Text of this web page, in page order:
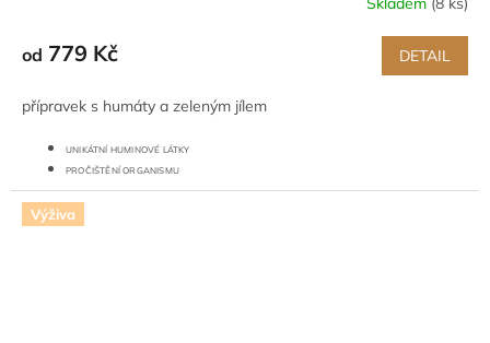
od 779 Kč DETAIL
přípravek s humáty a zeleným jílem
UNIKÁTNÍ HUMINOVÉ LÁTKY
PROČIŠTĚNÍ ORGANISMU
PODPORA TRÁVENÍ
FUNKCE JATER
Výživa